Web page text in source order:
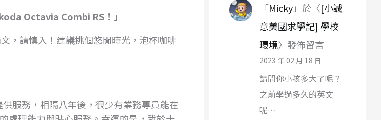
Octavia Combi RS！ 」
，請慎入！建議挑個悠閒時光，泡杯咖啡
服務，相隔八年後，很少有業務專員能在
「Micky」於〈[小誠
意美國求學記] 學校
環境〉發佈留言
2023 年 02 月 18 日
請問你小孩多大了呢？
之前學過多久的英文
呢…